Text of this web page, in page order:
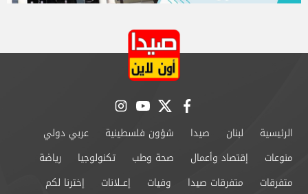
facebook
twitter
youtube
instagram
الرئيسية لبنان صيدا شؤون فلسطينية
عربي دولي
منوعات
إقتصاد وأعمال صحة وطب تكنولوجيا
رياضة
متفرقات
متفرقات صيدا وفيات إعــلانات إخترنا لكم